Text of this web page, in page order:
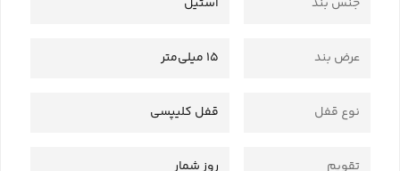
عرض بند 15 میلی‌متر
نوع قفل قفل کلیپسی
تقویم روز شمار